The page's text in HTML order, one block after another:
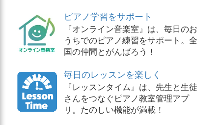
ピアノ学習をサポート
『オンライン音楽室』は、毎日のお
うちでのピアノ練習をサポート。全
国の仲間とがんばろう！
毎日のレッスンを楽しく
『レッスンタイム』は、先生と生徒
さんをつなぐピアノ教室管理アプ
リ。たのしい機能が満載！